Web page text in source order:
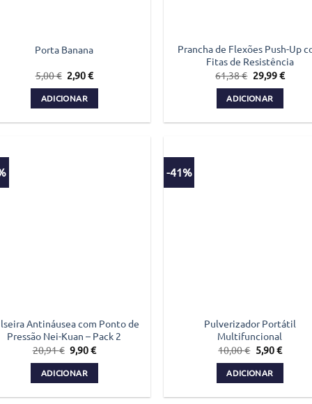
Porta Banana
5,00€ O
preço
original
era:
2,90€O
ADICIONAR
Prancha de Flexões Push-Up
Fitas de Resistência
61,38€ O
preço
original
era:
29,99€O
ADICIONAR
Antináusea com Ponto de
Pressão Nei-Kuan – Pack 2
20,91€ O
preço
original
era:
9,90€O
ADICIONAR
-41%
Pulverizador Portátil
Multifuncional
10,00€ O
preço
original
era:
5,90€O
ADICIONAR